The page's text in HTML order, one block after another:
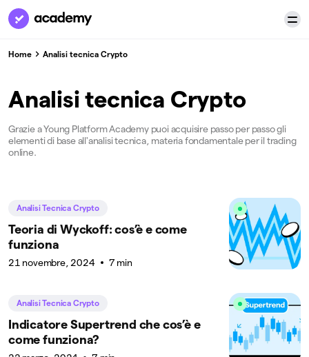
Home Analisi tecnica Crypto
Analisi tecnica Crypto
Grazie a Young Platform Academy puoi acquisire passo per passo gli
elementi di base all'analisi tecnica, materia fondamentale per il trading
online.
Analisi Tecnica Crypto
Teoria di Wyckoff: cos’è e come
funziona
21 novembre, 2024 7 min
Analisi Tecnica Crypto
Indicatore Supertrend che cos’è e
come funziona?